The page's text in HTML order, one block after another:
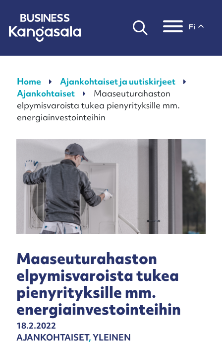
Home
Ajankohtaiset ja uutiskirjeet
Ajankohtaiset
Maaseuturahaston
elpymisvaroista tukea pienyrityksille mm.
energiainvestointeihin
Maaseuturahaston
elpymisvaroista tukea
pienyrityksille mm.
energiainvestointeihin
18.2.2022
AJANKOHTAISET,YLEINEN
fi